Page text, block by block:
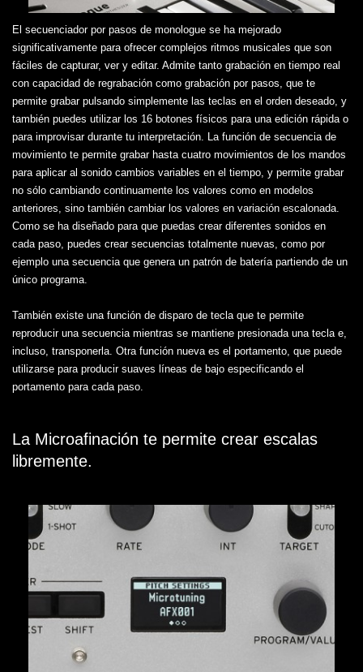
El secuenciador por pasos de monologue se ha mejorado
significativamente para ofrecer complejos ritmos musicales que son
fáciles de capturar, ver y editar. Admite tanto grabación en tiempo real
con capacidad de regrabación como grabación por pasos, que te
permite grabar pulsando simplemente las teclas en el orden deseado, y
también puedes utilizar los 16 botones físicos para una edición rápida o
para improvisar durante tu interpretación. La función de secuencia de
movimiento te permite grabar hasta cuatro movimientos de los mandos
para aplicar al sonido cambios variables en el tiempo, y permite grabar
no sólo cambiando continuamente los valores como en modelos
anteriores, sino también cambiar los valores en variación escalonada.
Como se ha diseñado para que puedas crear diferentes sonidos en
cada paso, puedes crear secuencias totalmente nuevas, como por
ejemplo una secuencia que genera un patrón de batería partiendo de un
único programa.
También existe una función de disparo de tecla que te permite
reproducir una secuencia mientras se mantiene presionada una tecla e,
incluso, transponerla. Otra función nueva es el portamento, que puede
utilizarse para producir suaves líneas de bajo especificando el
portamento para cada paso.
La Microafinación te permite crear escalas
libremente.